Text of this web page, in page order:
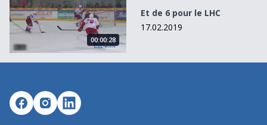
00:00:28
Et de 6 pour le LHC
17.02.2019